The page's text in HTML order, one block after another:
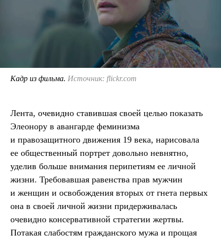
Кадр из фильма. Источник: flickr.com
Лента, очевидно ставившая своей целью показать
Элеонору в авангарде феминизма
и правозащитного движения 19 века, нарисовала
ее общественный портрет довольно невнятно,
уделив больше внимания перипетиям ее личной
жизни. Требовавшая равенства прав мужчин
и женщин и освобождения вторых от гнета первых
она в своей личной жизни придерживалась
очевидно консервативной стратегии жертвы.
Потакая слабостям гражданского мужа и прощая